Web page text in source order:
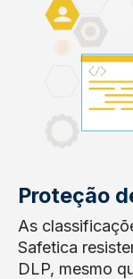
Proteção
As
Safetica
DLP, mesmo